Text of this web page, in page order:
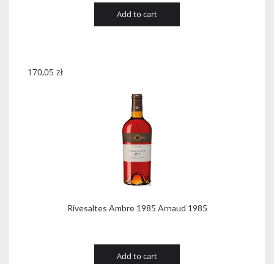
Add to cart
Rivesaltes Ambre 1985 Arnaud 1985
170,05 zł
Add to cart